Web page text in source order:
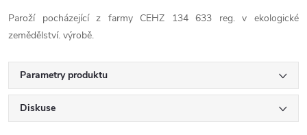
Paroží pocházející z farmy CEHZ 134 633 reg. v ekologické
zemědělství. výrobě.
Parametry produktu
Diskuse